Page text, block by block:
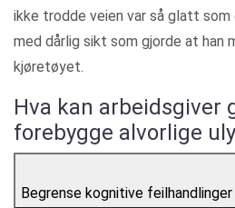
ikke trodde veien var så glatt som
med dårlig sikt som gjorde at han
kjøretøyet.
Hva kan arbeidsgiver
forebygge alvorlige
Begrense kognitive feilhandlinger